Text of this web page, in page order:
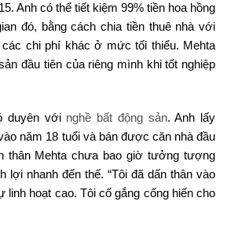
Anh có thể tiết kiệm 99% tiền hoa hồng
đó, bằng cách chia tiền thuê nhà với
chi phí khác ở mức tối thiểu. Mehta
đầu tiên của riêng mình khi tốt nghiệp
duyên với nghề bất động sản. Anh lấy
năm 18 tuổi và bán được căn nhà đầu
thân Mehta chưa bao giờ tưởng tượng
lợi nhanh đến thế. “Tôi đã dấn thân vào
linh hoạt cao. Tôi cố gắng cống hiến cho